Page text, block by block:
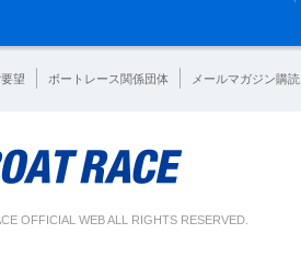
望 ボートレース関係団体 メールマガジン購読
OFFICIAL WEB ALL RIGHTS RESERVED.